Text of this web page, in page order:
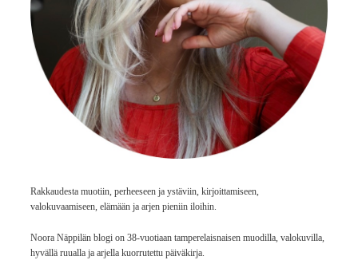
Rakkaudesta muotiin, perheeseen ja ystäviin, kirjoittamiseen,
valokuvaamiseen, elämään ja arjen pieniin iloihin.
Noora Näppilän blogi on 38-vuotiaan tamperelaisnaisen muodilla, valokuvilla,
hyvällä ruualla ja arjella kuorrutettu päiväkirja.